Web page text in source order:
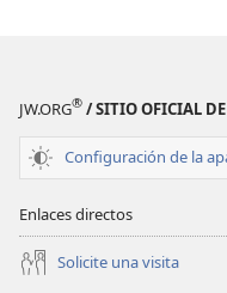
JW.ORG® / SITIO OFICIAL DE
Configuración de la
Enlaces directos
Solicite una visita